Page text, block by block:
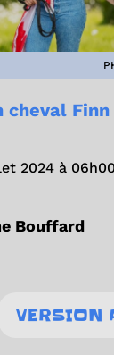
cheval
2024 à 06h00
Bouffard
VERSION